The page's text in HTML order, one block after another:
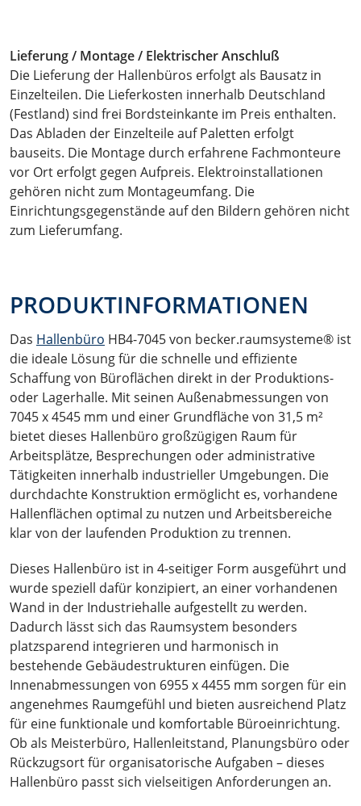
Lieferung / Montage / Elektrischer Anschluß
Die Lieferung der Hallenbüros erfolgt als Bausatz in
Einzelteilen. Die Lieferkosten innerhalb Deutschland
(Festland) sind frei Bordsteinkante im Preis enthalten.
Das Abladen der Einzelteile auf Paletten erfolgt
bauseits. Die Montage durch erfahrene Fachmonteure
vor Ort erfolgt gegen Aufpreis. Elektroinstallationen
gehören nicht zum Montageumfang. Die
Einrichtungsgegenstände auf den Bildern gehören nicht
zum Lieferumfang.
PRODUKTINFORMATIONEN
Das Hallenbüro HB4-7045 von becker.raumsysteme® ist
die ideale Lösung für die schnelle und effiziente
Schaffung von Büroflächen direkt in der Produktions-
oder Lagerhalle. Mit seinen Außenabmessungen von
7045 x 4545 mm und einer Grundfläche von 31,5 m²
bietet dieses Hallenbüro großzügigen Raum für
Arbeitsplätze, Besprechungen oder administrative
Tätigkeiten innerhalb industrieller Umgebungen. Die
durchdachte Konstruktion ermöglicht es, vorhandene
Hallenflächen optimal zu nutzen und Arbeitsbereiche
klar von der laufenden Produktion zu trennen.
Dieses Hallenbüro ist in 4-seitiger Form ausgeführt und
wurde speziell dafür konzipiert, an einer vorhandenen
Wand in der Industriehalle aufgestellt zu werden.
Dadurch lässt sich das Raumsystem besonders
platzsparend integrieren und harmonisch in
bestehende Gebäudestrukturen einfügen. Die
Innenabmessungen von 6955 x 4455 mm sorgen für ein
angenehmes Raumgefühl und bieten ausreichend Platz
für eine funktionale und komfortable Büroeinrichtung.
Ob als Meisterbüro, Hallenleitstand, Planungsbüro oder
Rückzugsort für organisatorische Aufgaben – dieses
Hallenbüro passt sich vielseitigen Anforderungen an.